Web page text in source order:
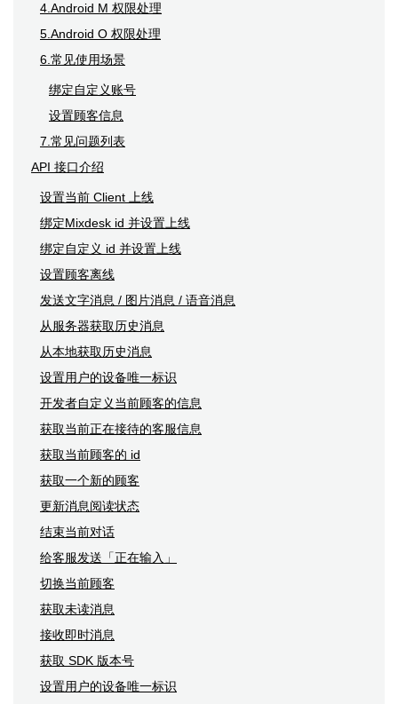
4.Android M 权限处理
5.Android O 权限处理
6.常见使用场景
绑定自定义账号
设置顾客信息
7.常见问题列表
API 接口介绍
设置当前 Client 上线
绑定Mixdesk id 并设置上线
绑定自定义 id 并设置上线
设置顾客离线
发送文字消息 / 图片消息 / 语音消息
从服务器获取历史消息
从本地获取历史消息
设置用户的设备唯一标识
开发者自定义当前顾客的信息
获取当前正在接待的客服信息
获取当前顾客的 id
获取一个新的顾客
更新消息阅读状态
结束当前对话
给客服发送「正在输入」
切换当前顾客
获取未读消息
接收即时消息
获取 SDK 版本号
设置用户的设备唯一标识